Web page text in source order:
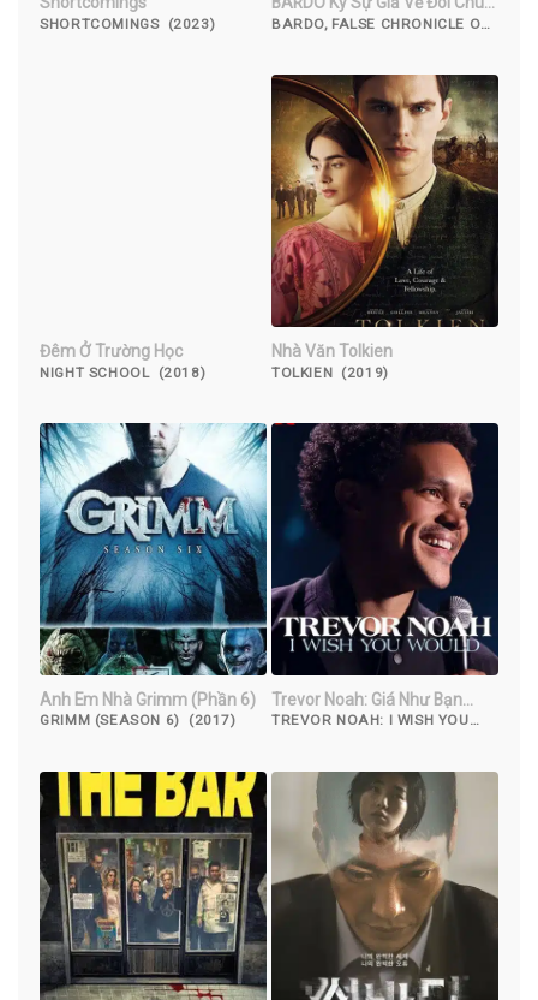
SHORTCOMINGS (2023)
Sự Thật
BARDO, FALSE CHRONICLE OF
Đêm Ở Trường Học
NIGHT SCHOOL (2018)
Nhà Văn Tolkien
TOLKIEN (2019)
Anh Em Nhà Grimm (Phần 6)
GRIMM (SEASON 6) (2017)
Trevor Noah: Giá Như Bạn…
TREVOR NOAH: I WISH YOU